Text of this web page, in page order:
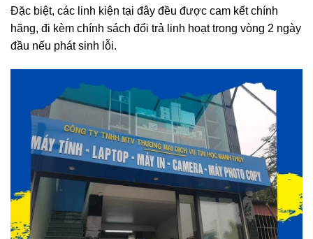
Đặc biệt, các linh kiện tại đây đều được cam kết chính
hãng, đi kèm chính sách đổi trả linh hoạt trong vòng 2 ngày
đầu nếu phát sinh lỗi.